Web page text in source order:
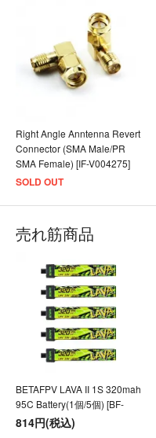
Right Angle Anntenna Revert
Connector (SMA Male/PR
SMA Female) [IF-V004275]
SOLD OUT
売れ筋商品
BETAFPV LAVA II 1S 320mah
95C Battery(1個/5個) [BF-
814円(税込)